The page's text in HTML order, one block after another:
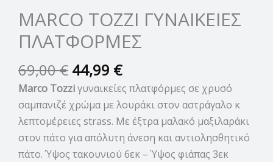
MARCO TOZZI ΓΥΝΑΙΚΕΙΕΣ
ΠΛΑΤΦΟΡΜΕΣ
69,00€ 44,99 €
Marco Tozziγυναικείες πλατφόρμες σε χρυσό
σαμπανιζέ χρώμα με λουράκι στον αστράγαλο κ
λεπτομέρειες strass. Με έξτρα μαλακό μαξιλαράκι
στον πάτο για απόλυτη άνεση και αντιολησθητικό
πάτο. Ύψος τακουνιού 6εκ – Ύψος φιάπας 3εκ